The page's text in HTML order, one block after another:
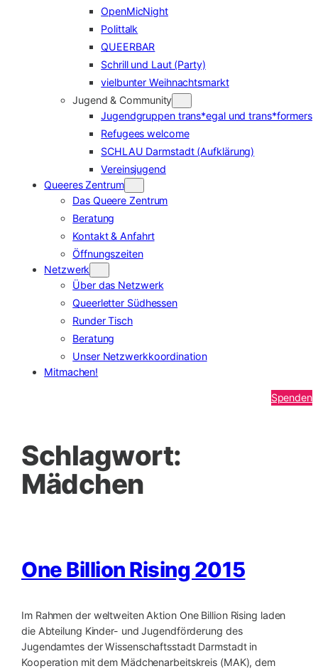
OpenMicNight
Polittalk
QUEERBAR
Schrill und Laut (Party)
vielbunter Weihnachtsmarkt
Jugend & Community
Jugendgruppen trans*egal und trans*formers
Refugees welcome
SCHLAU Darmstadt (Aufklärung)
Vereinsjugend
Queeres Zentrum
Das Queere Zentrum
Beratung
Kontakt & Anfahrt
Öffnungszeiten
Netzwerk
Über das Netzwerk
Queerletter Südhessen
Runder Tisch
Beratung
Unser Netzwerkkoordination
Mitmachen!
Spenden
Schlagwort:
Mädchen
One Billion Rising 2015
Im Rahmen der weltweiten Aktion One Billion Rising laden
die Abteilung Kinder- und Jugendförderung des
Jugendamtes der Wissenschaftsstadt Darmstadt in
Kooperation mit dem Mädchenarbeitskreis (MAK), dem